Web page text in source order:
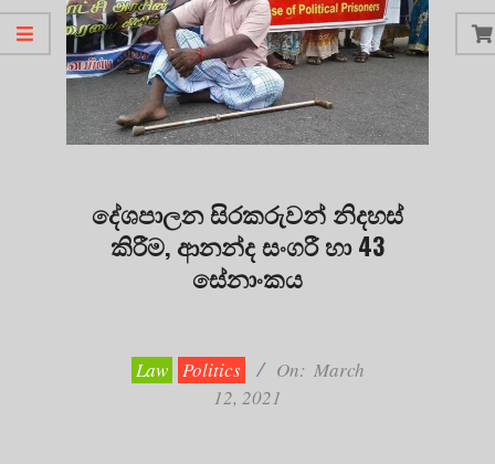
දේශපාලන සිරකරුවන් නිදහස්
කිරීම, ආනන්ද සංගරී හා 43
සේනාංකය
Law Politics On: March
12, 2021